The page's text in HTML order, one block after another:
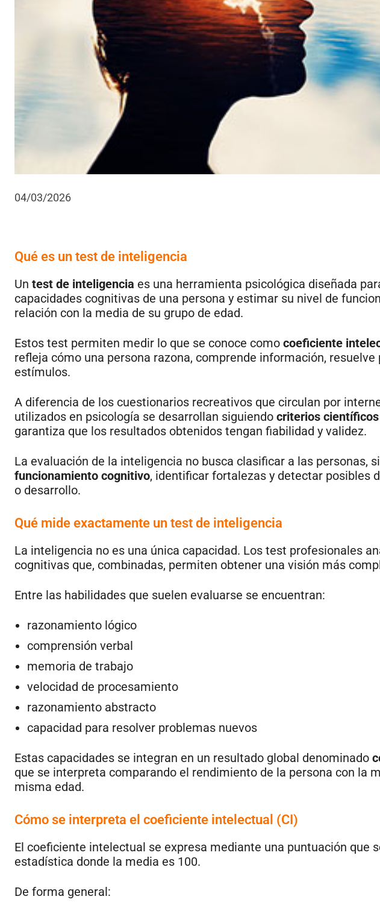
04/03/2026
Qué es un test de inteligencia
Un test de inteligencia es una herramienta psicológica diseñada
capacidades cognitivas de una persona y estimar su nivel de
relación con la media de su grupo de edad.
Estos test permiten medir lo que se conoce como coeficiente
refleja cómo una persona razona, comprende información, resuelve
estímulos.
A diferencia de los cuestionarios recreativos que circulan por
utilizados en psicología se desarrollan siguiendo criterios
garantiza que los resultados obtenidos tengan fiabilidad y validez.
La evaluación de la inteligencia no busca clasificar a las personas,
funcionamiento cognitivo, identificar fortalezas y detectar posibles
o desarrollo.
Qué mide exactamente un test de inteligencia
La inteligencia no es una única capacidad. Los test profesionales
cognitivas que, combinadas, permiten obtener una visión más
Entre las habilidades que suelen evaluarse se encuentran:
razonamiento lógico
comprensión verbal
memoria de trabajo
velocidad de procesamiento
razonamiento abstracto
capacidad para resolver problemas nuevos
Estas capacidades se integran en un resultado global denominado
que se interpreta comparando el rendimiento de la persona con la
misma edad.
Cómo se interpreta el coeficiente intelectual (CI)
El coeficiente intelectual se expresa mediante una puntuación que
estadística donde la media es 100.
De forma general: